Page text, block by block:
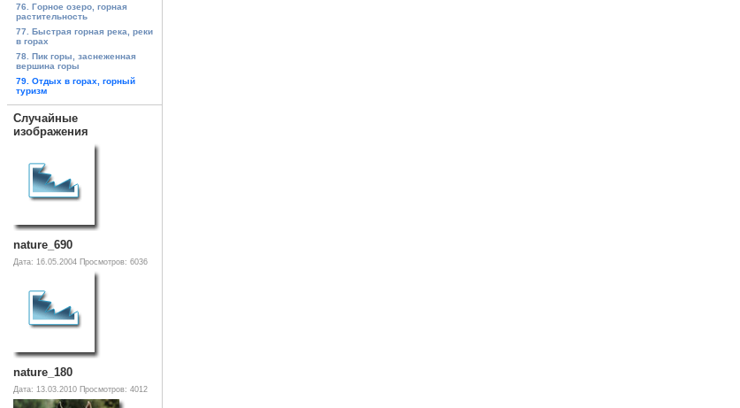
76. Горное озеро, горная
растительность
77. Быстрая горная река, реки
в горах
78. Пик горы, заснеженная
вершина горы
79. Отдых в горах, горный
туризм
Случайные
изображения
nature_690
Дата: 16.05.2004 Просмотров: 6036
nature_180
Дата: 13.03.2010 Просмотров: 4012